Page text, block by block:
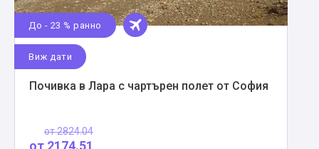
До - 23 % ранно
Виж дати
Почивка в Лара с чартърен полет от София
от2824.04
от 2174.51